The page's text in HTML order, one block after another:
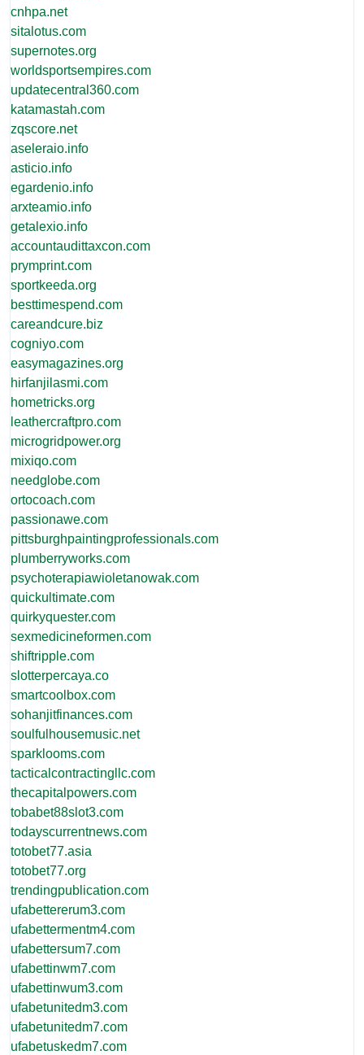
cnhpa.net
sitalotus.com
supernotes.org
worldsportsempires.com
updatecentral360.com
katamastah.com
zqscore.net
aseleraio.info
asticio.info
egardenio.info
arxteamio.info
getalexio.info
accountaudittaxcon.com
prymprint.com
sportkeeda.org
besttimespend.com
careandcure.biz
cogniyo.com
easymagazines.org
hirfanjilasmi.com
hometricks.org
leathercraftpro.com
microgridpower.org
mixiqo.com
needglobe.com
ortocoach.com
passionawe.com
pittsburghpaintingprofessionals.com
plumberryworks.com
psychoterapiawioletanowak.com
quickultimate.com
quirkyquester.com
sexmedicineformen.com
shiftripple.com
slotterpercaya.co
smartcoolbox.com
sohanjitfinances.com
soulfulhousemusic.net
sparklooms.com
tacticalcontractingllc.com
thecapitalpowers.com
tobabet88slot3.com
todayscurrentnews.com
totobet77.asia
totobet77.org
trendingpublication.com
ufabettererum3.com
ufabettermentm4.com
ufabettersum7.com
ufabettinwm7.com
ufabettinwum3.com
ufabetunitedm3.com
ufabetunitedm7.com
ufabetuskedm7.com